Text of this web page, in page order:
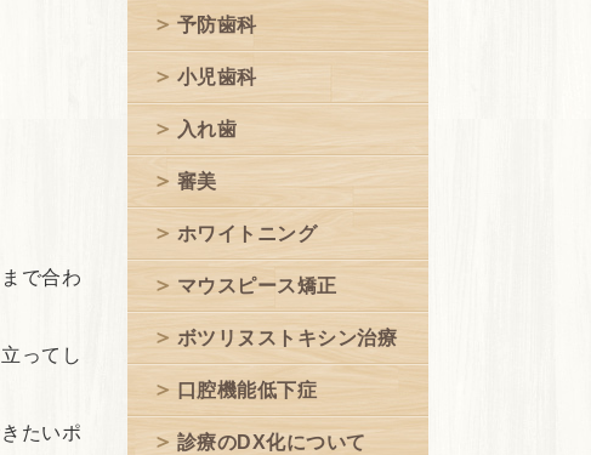
で合わ
ってし
たいポ
予防歯科
小児歯科
入れ歯
審美
ホワイトニング
マウスピース矯正
ボツリヌストキシン治療
口腔機能低下症
診療のDX化について